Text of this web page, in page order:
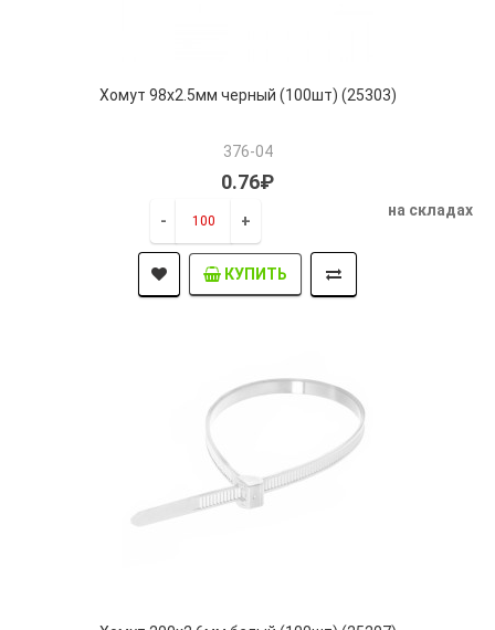
Хомут 98х2.5мм черный (100шт) (25303)
376-04
0.76₽
- +
на складах
КУПИТЬ